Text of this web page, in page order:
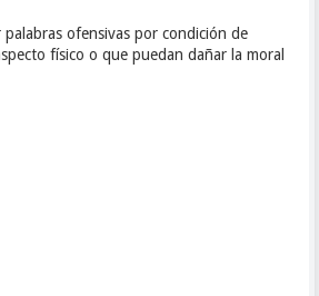
palabras ofensivas por condición de
físico o que puedan dañar la moral